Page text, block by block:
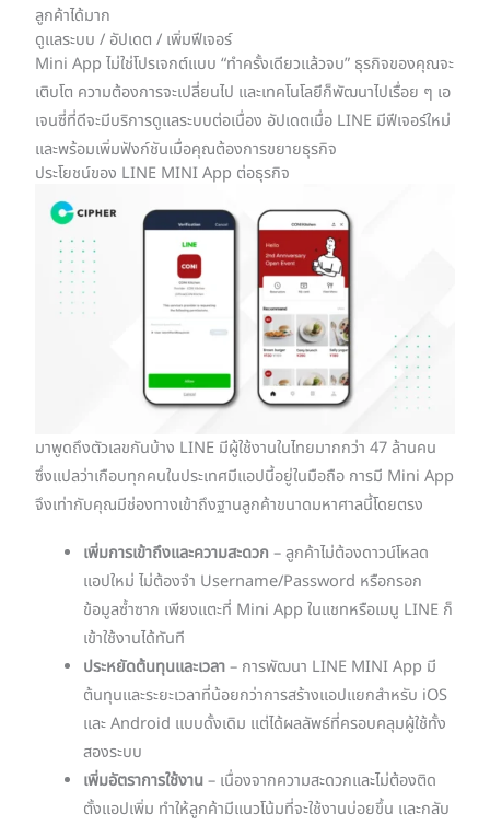
ลูกค้าได้มาก
ดูแลระบบ / อัปเดต / เพิ่มฟีเจอร์
Mini App ไม่ใช่โปรเจกต์แบบ “ทำครั้งเดียวแล้วจบ” ธุรกิจของคุณจะ
เติบโต ความต้องการจะเปลี่ยนไป และเทคโนโลยีก็พัฒนาไปเรื่อย ๆ เอ
เจนซี่ที่ดีจะมีบริการดูแลระบบต่อเนื่อง อัปเดตเมื่อ LINE มีฟีเจอร์ใหม่
และพร้อมเพิ่มฟังก์ชันเมื่อคุณต้องการขยายธุรกิจ
ประโยชน์ของ LINE MINI App ต่อธุรกิจ
มาพูดถึงตัวเลขกันบ้าง LINE มีผู้ใช้งานในไทยมากกว่า 47 ล้านคน
ซึ่งแปลว่าเกือบทุกคนในประเทศมีแอปนี้อยู่ในมือถือ การมี Mini App
จึงเท่ากับคุณมีช่องทางเข้าถึงฐานลูกค้าขนาดมหาศาลนี้โดยตรง
เพิ่มการเข้าถึงและความสะดวก – ลูกค้าไม่ต้องดาวน์โหลด
แอปใหม่ ไม่ต้องจำ Username/Password หรือกรอก
ข้อมูลซ้ำซาก เพียงแตะที่ Mini App ในแชทหรือเมนู LINE ก็
เข้าใช้งานได้ทันที
ประหยัดต้นทุนและเวลา– การพัฒนา LINE MINI App มี
ต้นทุนและระยะเวลาที่น้อยกว่าการสร้างแอปแยกสำหรับ iOS
และ Android แบบดั้งเดิม แต่ได้ผลลัพธ์ที่ครอบคลุมผู้ใช้ทั้ง
สองระบบ
เพิ่มอัตราการใช้งาน– เนื่องจากความสะดวกและไม่ต้องติด
ตั้งแอปเพิ่ม ทำให้ลูกค้ามีแนวโน้มที่จะใช้งานบ่อยขึ้น และกลับ